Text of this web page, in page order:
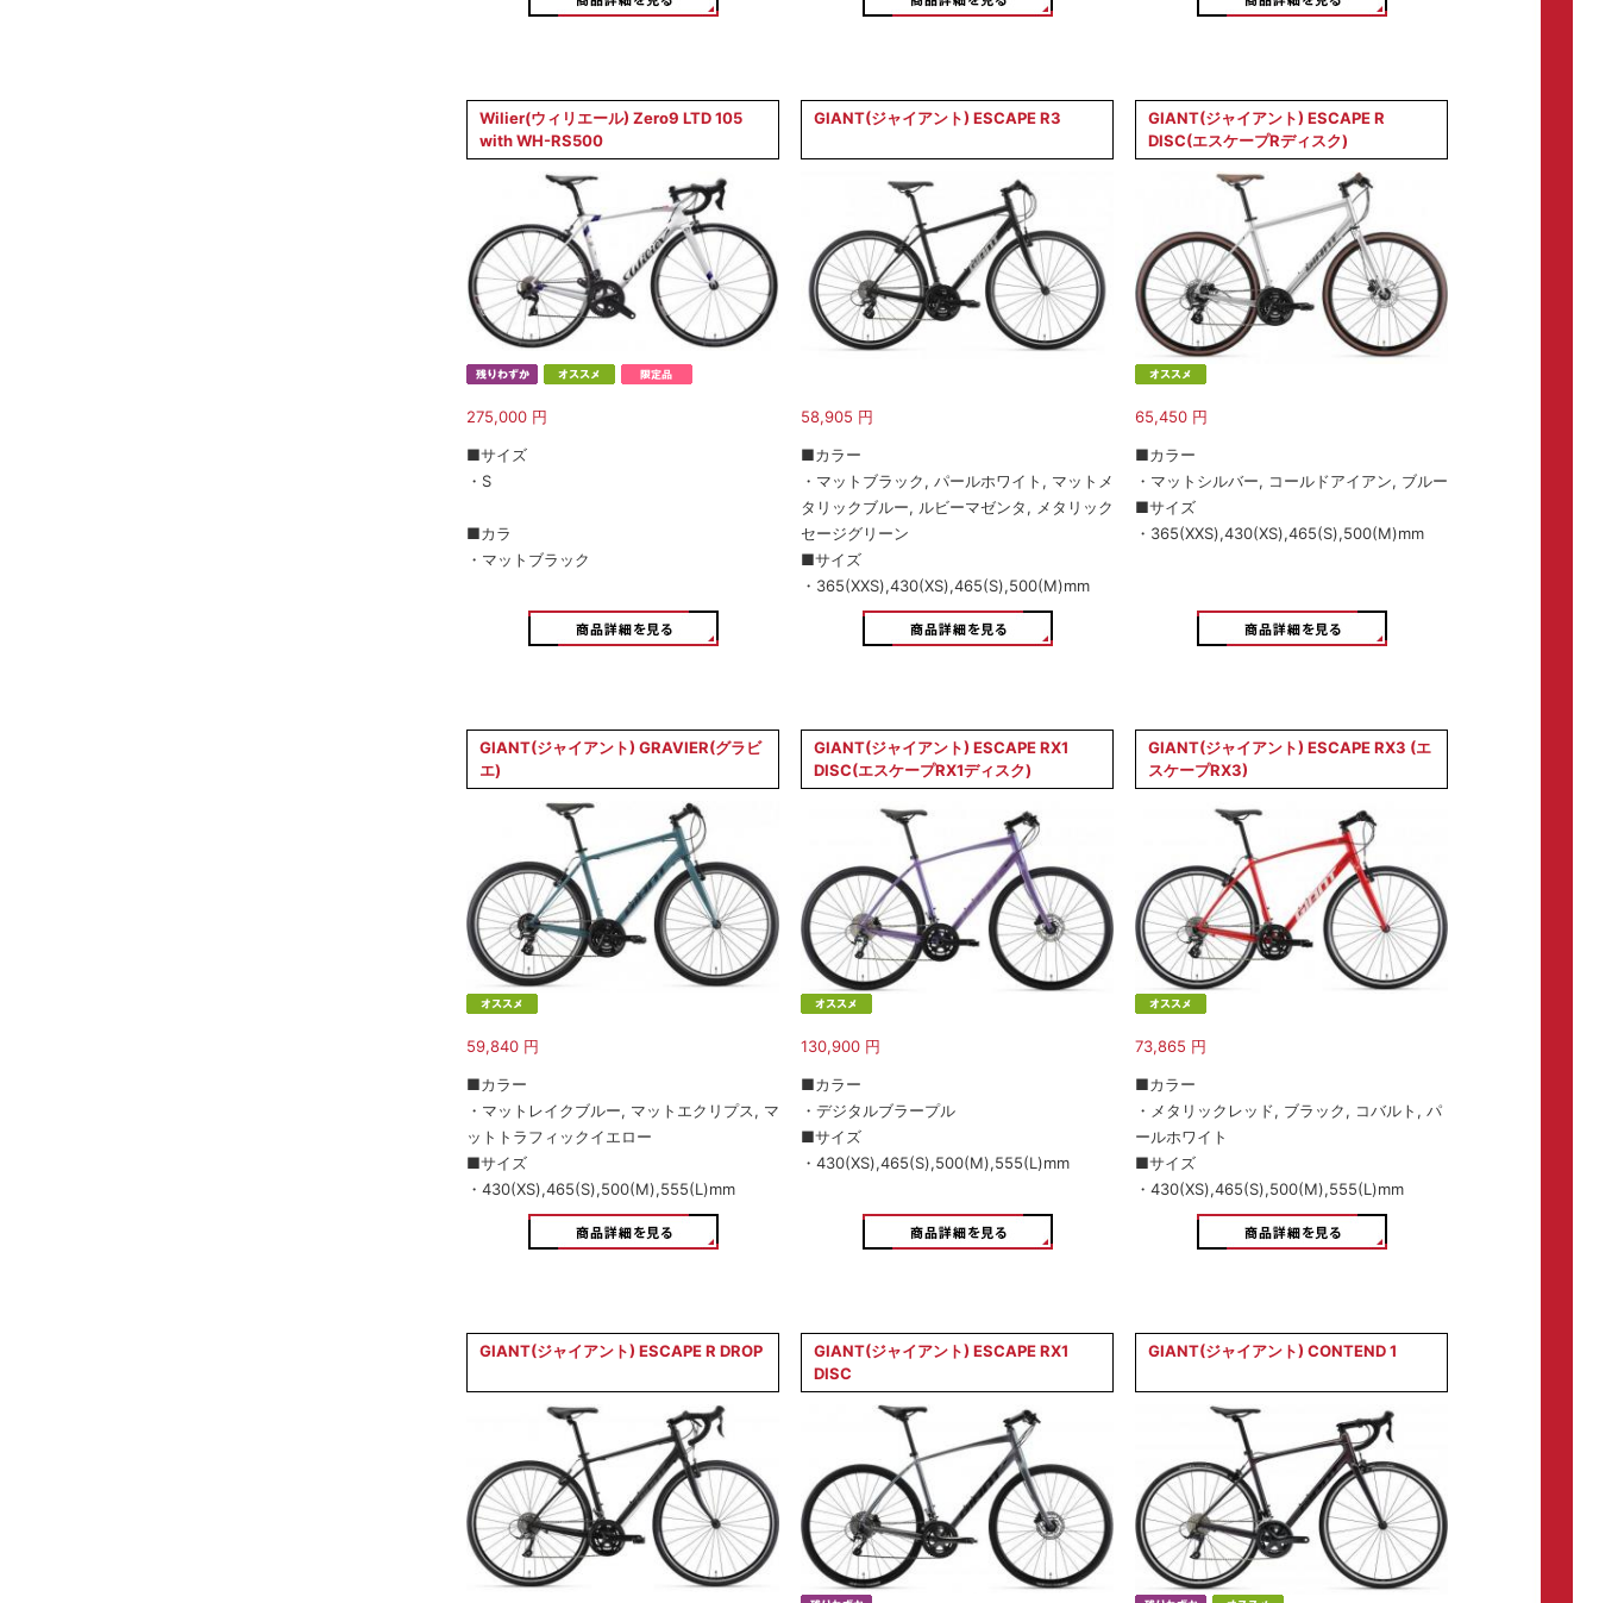
Wilier(ウィリエール) Zero9 LTD 105
with WH-RS500
275,000 円
■サイズ
・S
■カラ
・マットブラック
GIANT(ジャイアント) ESCAPE R3
58,905 円
■カラー
・マットブラック, パールホワイト, マットメ
タリックブルー, ルビーマゼンタ, メタリック
セージグリーン
■サイズ
・365(XXS),430(XS),465(S),500(M)mm
GIANT(ジャイアント) ESCAPE R
DISC(エスケープRディスク)
65,450 円
■カラー
・マットシルバー, コールドアイアン, ブルー
■サイズ
・365(XXS),430(XS),465(S),500(M)mm
GIANT(ジャイアント) GRAVIER(グラビ
エ)
59,840 円
■カラー
・マットレイクブルー, マットエクリプス, マ
ットトラフィックイエロー
■サイズ
・430(XS),465(S),500(M),555(L)mm
GIANT(ジャイアント) ESCAPE RX1
DISC(エスケープRX1ディスク)
130,900 円
■カラー
・デジタルブラープル
■サイズ
・430(XS),465(S),500(M),555(L)mm
GIANT(ジャイアント) ESCAPE RX3 (エ
スケープRX3)
73,865 円
■カラー
・メタリックレッド, ブラック, コバルト, パ
ールホワイト
■サイズ
・430(XS),465(S),500(M),555(L)mm
GIANT(ジャイアント) ESCAPE R DROP
GIANT(ジャイアント) ESCAPE RX1
DISC
GIANT(ジャイアント) CONTEND 1